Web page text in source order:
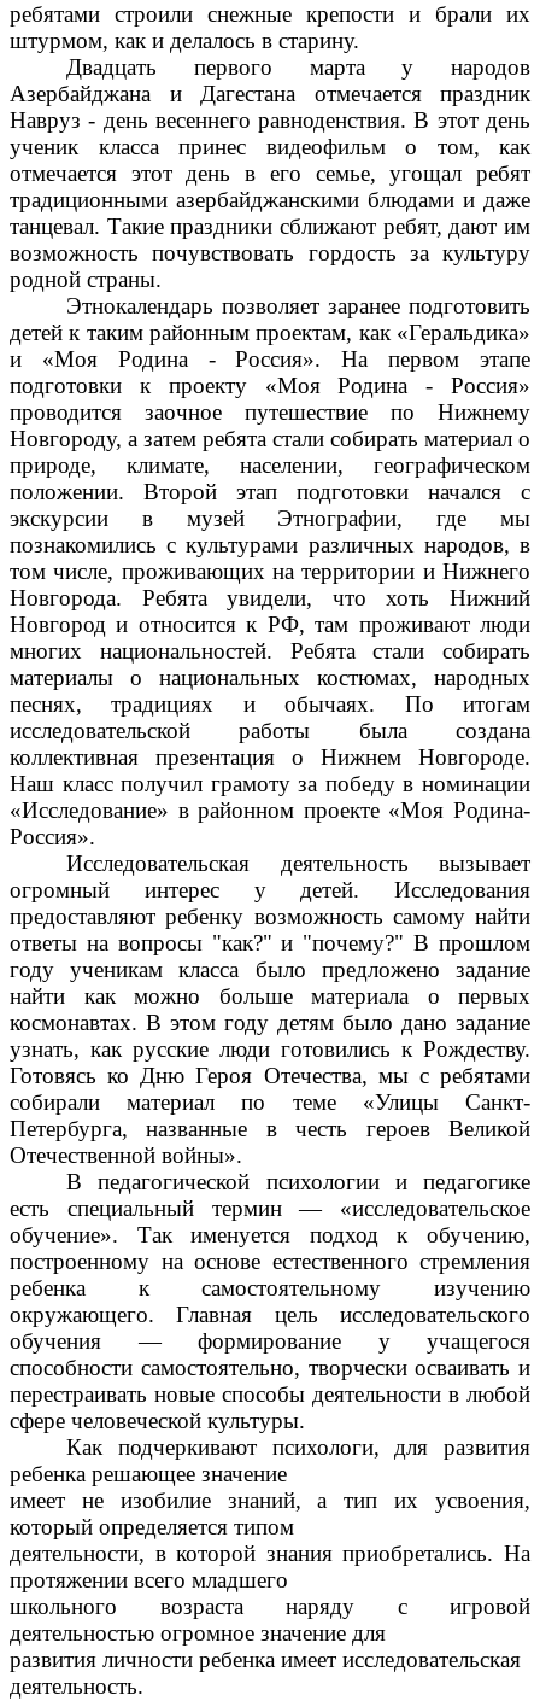
ребятами строили снежные крепости и брали их
штурмом, как и делалось в старину.
Двадцать первого марта у народов
Азербайджана и Дагестана отмечается праздник
Навруз - день весеннего равноденствия. В этот день
ученик класса принес видеофильм о том, как
отмечается этот день в его семье, угощал ребят
традиционными азербайджанскими блюдами и даже
танцевал. Такие праздники сближают ребят, дают им
возможность почувствовать гордость за культуру
родной страны.
Этнокалендарь позволяет заранее подготовить
детей к таким районным проектам, как «Геральдика»
и «Моя Родина - Россия». На первом этапе
подготовки к проекту «Моя Родина - Россия»
проводится заочное путешествие по Нижнему
Новгороду, а затем ребята стали собирать материал о
природе, климате, населении, географическом
положении. Второй этап подготовки начался с
экскурсии в музей Этнографии, где мы
познакомились с культурами различных народов, в
том числе, проживающих на территории и Нижнего
Новгорода. Ребята увидели, что хоть Нижний
Новгород и относится к РФ, там проживают люди
многих национальностей. Ребята стали собирать
материалы о национальных костюмах, народных
песнях, традициях и обычаях. По итогам
исследовательской работы была создана
коллективная презентация о Нижнем Новгороде.
Наш класс получил грамоту за победу в номинации
«Исследование» в районном проекте «Моя Родина-
Россия».
Исследовательская деятельность вызывает
огромный интерес у детей. Исследования
предоставляют ребенку возможность самому найти
ответы на вопросы "как?" и "почему?" В прошлом
году ученикам класса было предложено задание
найти как можно больше материала о первых
космонавтах. В этом году детям было дано задание
узнать, как русские люди готовились к Рождеству.
Готовясь ко Дню Героя Отечества, мы с ребятами
собирали материал по теме «Улицы Санкт-
Петербурга, названные в честь героев Великой
Отечественной войны».
В педагогической психологии и педагогике
есть специальный термин — «исследовательское
обучение». Так именуется подход к обучению,
построенному на основе естественного стремления
ребенка к самостоятельному изучению
окружающего. Главная цель исследовательского
обучения — формирование у учащегося
способности самостоятельно, творчески осваивать и
перестраивать новые способы деятельности в любой
сфере человеческой культуры.
Как подчеркивают психологи, для развития
ребенка решающее значение
имеет не изобилие знаний, а тип их усвоения,
который определяется типом
деятельности, в которой знания приобретались. На
протяжении всего младшего
школьного возраста наряду с игровой
деятельностью огромное значение для
развития личности ребенка имеет исследовательская
деятельность.